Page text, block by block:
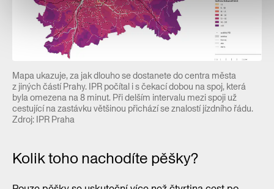
Mapa ukazuje, za jak dlouho se dostanete do centra města
z jiných částí Prahy. IPR počítal i s čekací dobou na spoj, která
byla omezena na 8 minut. Při delším intervalu mezi spoji už
cestující na zastávku většinou přichází se znalostí jízdního řádu.
Zdroj: IPR Praha
Kolik toho nachodíte pěšky?